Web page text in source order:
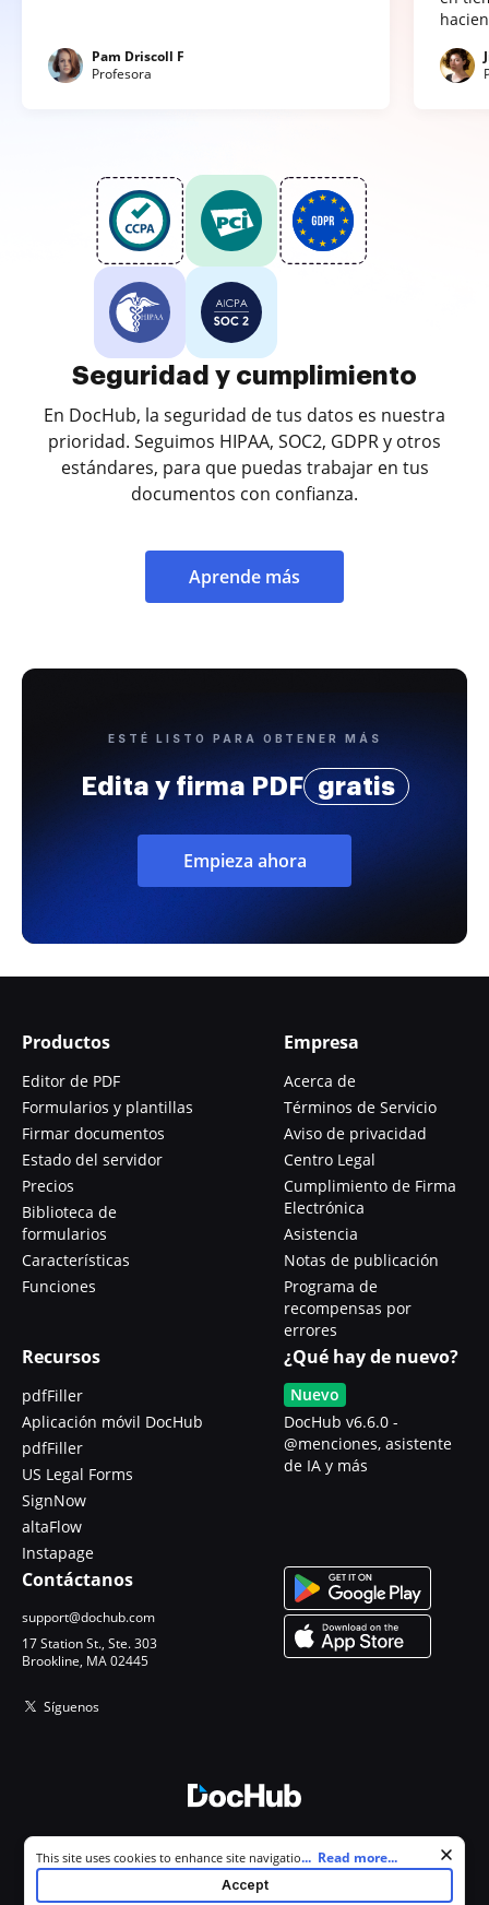
Pam Driscoll F
Profesora
Seguridad y cumplimiento
En DocHub, la seguridad de tus datos es nuestra
prioridad. Seguimos HIPAA, SOC2, GDPR y otros
estándares, para que puedas trabajar en tus
documentos con confianza.
Aprende más
ESTÉ LISTO PARA OBTENER MÁS
Edita y firma PDF gratis
Empieza ahora
Productos
Editor de PDF
Formularios y plantillas
Firmar documentos
Estado del servidor
Precios
Biblioteca de
formularios
Características
Funciones
Empresa
Acerca de
Términos de Servicio
Aviso de privacidad
Centro Legal
Cumplimiento de Firma
Electrónica
Asistencia
Notas de publicación
Programa de
recompensas por
errores
Recursos
pdfFiller
Aplicación móvil DocHub
pdfFiller
US Legal Forms
SignNow
altaFlow
Instapage
¿Qué hay de nuevo?
Nuevo
DocHub v6.6.0 -
@menciones, asistente
de IA y más
Contáctanos
support@dochub.com
17 Station St., Ste. 303
Brookline, MA 02445
Síguenos
Todos los derechos reservados.
Cookie consent notice
This site uses cookies to enhance site navigation and personalize
your experience. By using this site you agree to our use of cookies as
described in our
. You can modify your selections by
... Read more...
Accept